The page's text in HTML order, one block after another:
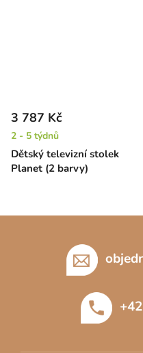
Dětský televizní stolek
Planet (2 barvy)
3 787 Kč
2 - 5 týdnů